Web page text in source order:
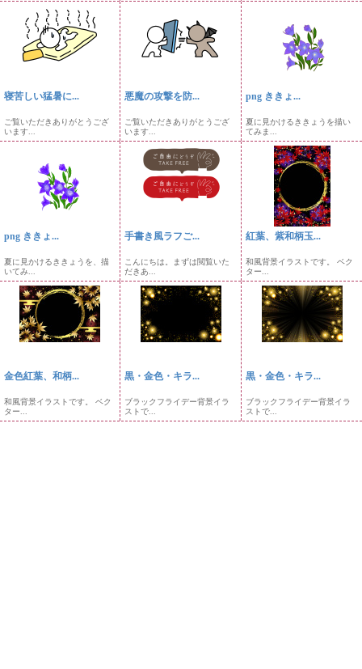
寝苦しい猛暑に...
ご覧いただきありがとうござ
います...
悪魔の攻撃を防...
ご覧いただきありがとうござ
います...
png ききょ...
夏に見かけるききょうを描い
てみま...
png ききょ...
夏に見かけるききょうを、描
いてみ...
手書き風ラフご...
こんにちは。まずは閲覧いた
だきあ...
紅葉、紫和柄玉...
和風背景イラストです。 ベク
ター...
金色紅葉、和柄...
和風背景イラストです。 ベク
ター...
黒・金色・キラ...
ブラックフライデー背景イラ
ストで...
黒・金色・キラ...
ブラックフライデー背景イラ
ストで...